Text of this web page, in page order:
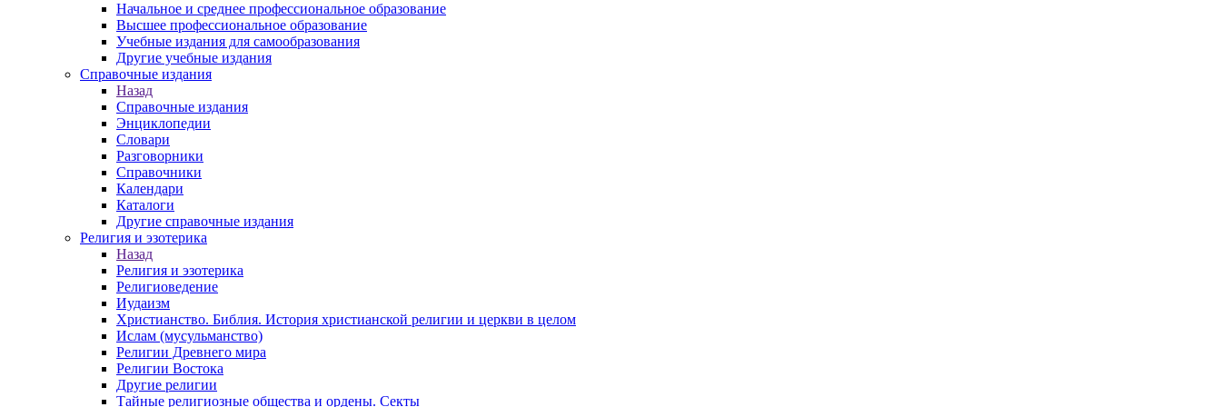
Начальное и среднее профессиональное образование
Высшее профессиональное образование
Учебные издания для самообразования
Другие учебные издания
Справочные издания
Назад
Справочные издания
Энциклопедии
Словари
Разговорники
Справочники
Календари
Каталоги
Другие справочные издания
Религия и эзотерика
Назад
Религия и эзотерика
Религиоведение
Иудаизм
Христианство. Библия. История христианской религии и церкви в целом
Ислам (мусульманство)
Религии Древнего мира
Религии Востока
Другие религии
Тайные религиозные общества и ордены. Секты